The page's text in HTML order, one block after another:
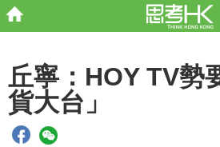
丘寧：HOY TV勢
貨大台」